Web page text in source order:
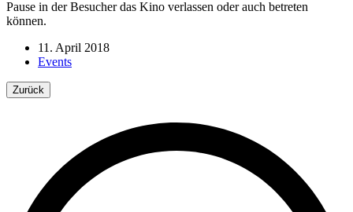
Pause in der Besucher das Kino verlassen oder auch betreten
können.
11. April 2018
Events